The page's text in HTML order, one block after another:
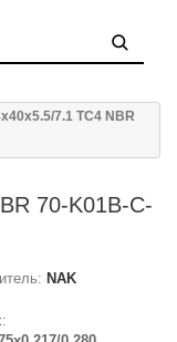
7.1 TC4 NBR
70-K01B-C-
NAK